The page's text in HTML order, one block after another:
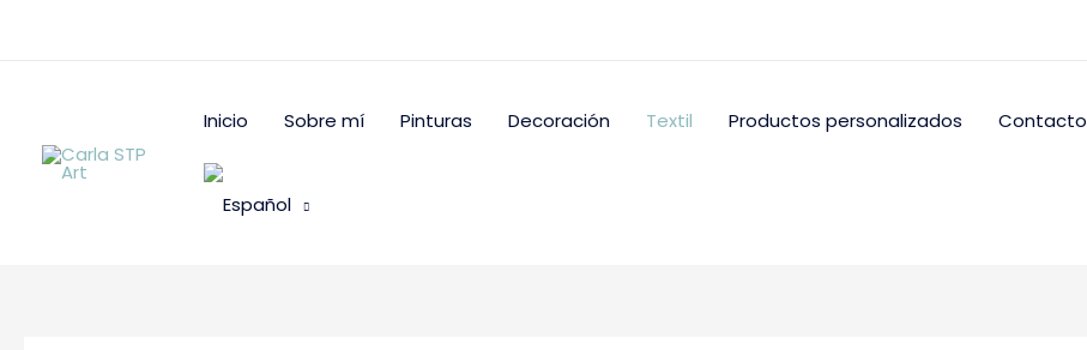
Inicio Sobre mí Pinturas Decoración Textil Productos personalizados
Contacto